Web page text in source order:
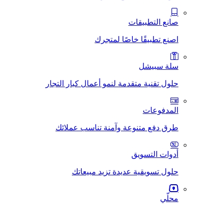
صانع التطبيقات
اصنع تطبيقًا خاصًا لمتجرك
سلة سبيشل
حلول تقنية متقدمة لنمو أعمال كبار التجار
المدفوعات
طرق دفع متنوعة وآمنة تناسب عملائك
أدوات التسويق
حلول تسويقية عديدة تزيد مبيعاتك
محلّي